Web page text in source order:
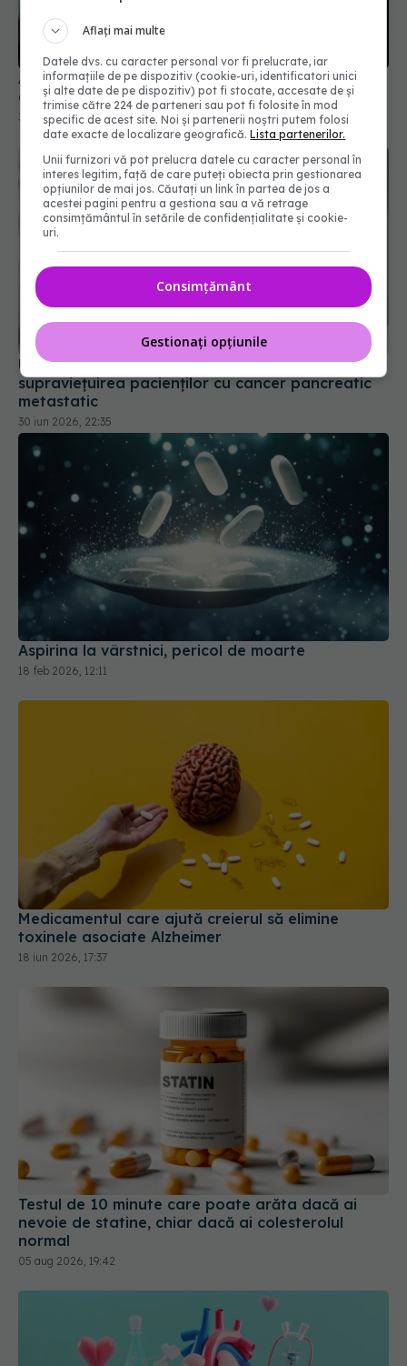
Aspirina zilnică, sub semnul întrebării. Risc crescut
de deces prin cancer
30 ian 2026, 08:59
Un nou medicament aproape dublează
supraviețuirea pacienților cu cancer pancreatic
metastatic
30 iun 2026, 22:35
Aspirina la vârstnici, pericol de moarte
18 feb 2026, 12:11
Medicamentul care ajută creierul să elimine
toxinele asociate Alzheimer
18 iun 2026, 17:37
Testul de 10 minute care poate arăta dacă ai
nevoie de statine, chiar dacă ai colesterolul
normal
05 aug 2026, 19:42
Aflați mai multe
Datele dvs. cu caracter personal vor fi prelucrate, iar
informațiile de pe dispozitiv (cookie-uri, identificatori unici
și alte date de pe dispozitiv) pot fi stocate, accesate de și
trimise către 224 de parteneri sau pot fi folosite în mod
specific de acest site. Noi și partenerii noștri putem folosi
date exacte de localizare geografică.Lista partenerilor.
Unii furnizori vă pot prelucra datele cu caracter personal în
interes legitim, față de care puteți obiecta prin gestionarea
opțiunilor de mai jos. Căutați un link în partea de jos a
acestei pagini pentru a gestiona sau a vă retrage
consimțământul în setările de confidențialitate și cookie-
uri.
Consimțământ
Gestionați opțiunile